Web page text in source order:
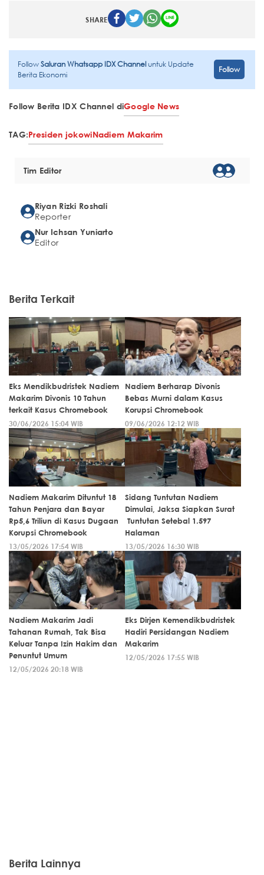
SHARE
FollowSaluran Whatsapp IDX Channeluntuk Update
Berita Ekonomi
Follow
Follow Berita IDX Channel diGoogle News
TAG:Presiden jokowiNadiem Makarim
Tim Editor
Riyan Rizki Roshali
Reporter
Nur Ichsan Yuniarto
Editor
Berita Terkait
Eks Mendikbudristek Nadiem
Makarim Divonis 10 Tahun
terkait Kasus Chromebook
30/06/2026 15:04 WIB
Nadiem Berharap Divonis
Bebas Murni dalam Kasus
Korupsi Chromebook
09/06/2026 12:12 WIB
Nadiem Makarim Dituntut 18
Tahun Penjara dan Bayar
Rp5,6 Triliun di Kasus Dugaan
Korupsi Chromebook
13/05/2026 17:54 WIB
Sidang Tuntutan Nadiem
Dimulai, Jaksa Siapkan Surat
Tuntutan Setebal 1.597
Halaman
13/05/2026 16:30 WIB
Nadiem Makarim Jadi
Tahanan Rumah, Tak Bisa
Keluar Tanpa Izin Hakim dan
Penuntut Umum
12/05/2026 20:18 WIB
Eks Dirjen Kemendikbudristek
Hadiri Persidangan Nadiem
Makarim
12/05/2026 17:55 WIB
Berita Lainnya